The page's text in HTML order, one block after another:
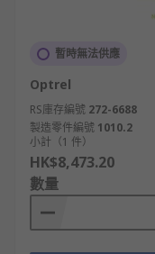
暫時無法供應
Optrel
RS庫存編號 272-6688
製造零件編號 1010.2
小計（1 件）
HK$8,473.20
數量